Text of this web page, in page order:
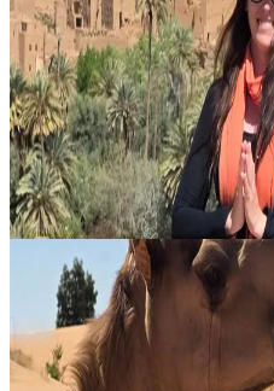
Ambientato in Marocco, questo
un’esperienza intensa e
deserto, relax e connessione si
Pensato per n...
Su richiesta
14 settembre 2026
12:00
Marrakech, Marocco
9‑Day Ritiro di Yoga e
il Nuovo Anno